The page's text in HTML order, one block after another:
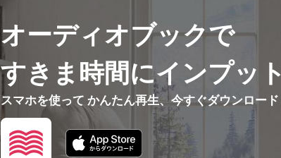
オーディオブックで
すきま時間にインプット
スマホを使って かんたん再生、今すぐダウンロード